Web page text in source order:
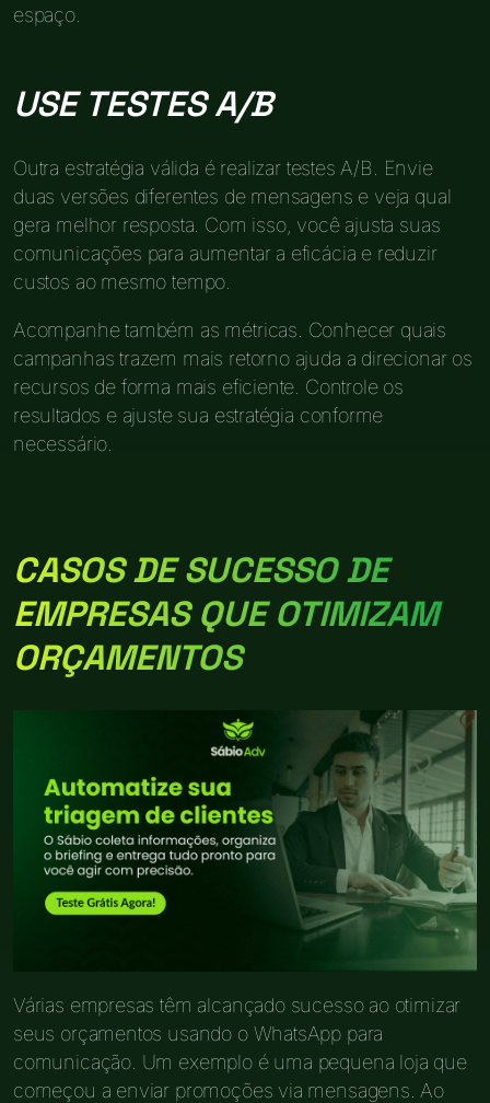
espaço.
USE TESTES A/B
Outra estratégia válida é realizar testes A/B. Envie
duas versões diferentes de mensagens e veja qual
gera melhor resposta. Com isso, você ajusta suas
comunicações para aumentar a eficácia e reduzir
custos ao mesmo tempo.
Acompanhe também as métricas. Conhecer quais
campanhas trazem mais retorno ajuda a direcionar os
recursos de forma mais eficiente. Controle os
resultados e ajuste sua estratégia conforme
necessário.
CASOS DE SUCESSO DE
EMPRESAS QUE OTIMIZAM
ORÇAMENTOS
Várias empresas têm alcançado sucesso ao otimizar
seus orçamentos usando o WhatsApp para
comunicação. Um exemplo é uma pequena loja que
começou a enviar promoções via mensagens. Ao